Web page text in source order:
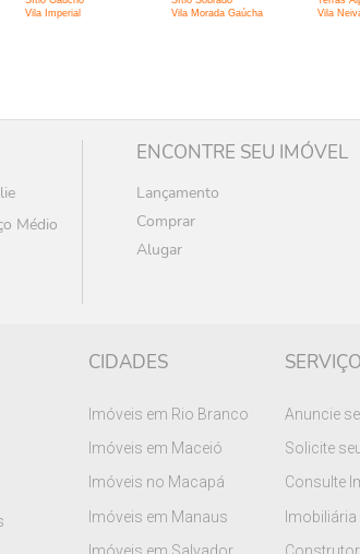
Vila Imperial Vila Morada Gaúcha Vila
Médio
ENCONTRE SEU IMÓVEL
Lançamento
Comprar
Alugar
CIDADES
Imóveis em Rio Branco
Imóveis em Maceió
Imóveis no Macapá
Imóveis em Manaus
Anuncie
Solicite
Consulte